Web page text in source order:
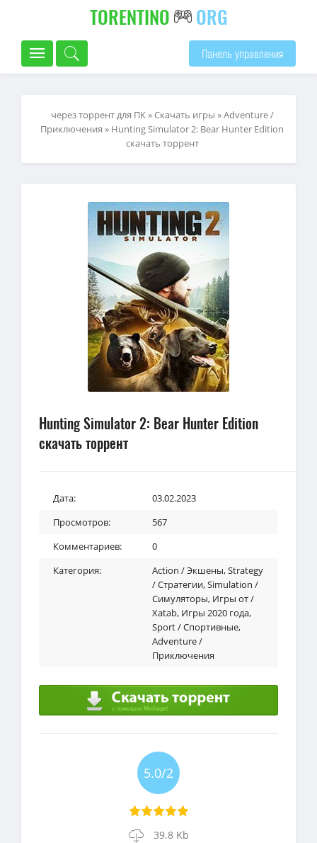
TORENTINO ORG
Панель управления
через торрент для ПК»Скачать игры »Adventure /
Приключения » Hunting Simulator 2: Bear Hunter Edition
скачать торрент
Hunting Simulator 2: Bear Hunter Edition
скачать торрент
Дата:
03.02.2023
Просмотров:
567
Комментариев:
0
Категория:
Action / Экшены,Strategy
/ Стратегии,Simulation /
Симуляторы, Игры от /
Xatab, Игры 2020 года,
Sport / Спортивные,
Adventure /
Приключения
5.0/2
39.8 Kb